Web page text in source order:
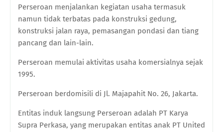
Perseroan menjalankan kegiatan usaha termasuk
namun tidak terbatas pada konstruksi gedung,
konstruksi jalan raya, pemasangan pondasi dan tiang
pancang dan lain-lain.
Perseroan memulai aktivitas usaha komersialnya sejak
1995.
Perseroan berdomisili di Jl. Majapahit No. 26, Jakarta.
Entitas induk langsung Perseroan adalah PT Karya
Supra Perkasa, yang merupakan entitas anak PT United